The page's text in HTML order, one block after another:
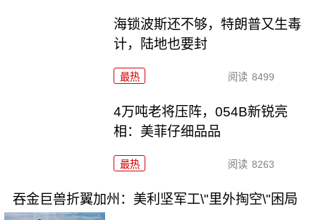
海锁波斯还不够，特朗普又生毒
计，陆地也要封
最热 阅读 8499
4万吨老将压阵，054B新锐亮
相：美菲仔细品品
最热 阅读 8263
吞金巨兽折翼加州：美利坚军工\"里外掏空\"困局